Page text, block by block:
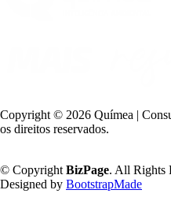
Copyright © 2026 Químea |
os direitos reservados.
© CopyrightBizPage. All Rights
Designed by BootstrapMade